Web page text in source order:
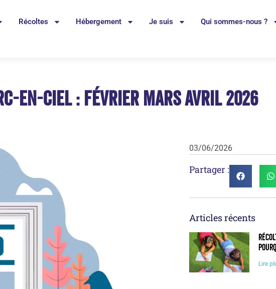
Récoltes Hébergement Je suis Qui sommes-nous ?
en-Ciel : février mars avril 2026
03/06/2026
Partager :
Articles récents
Lire